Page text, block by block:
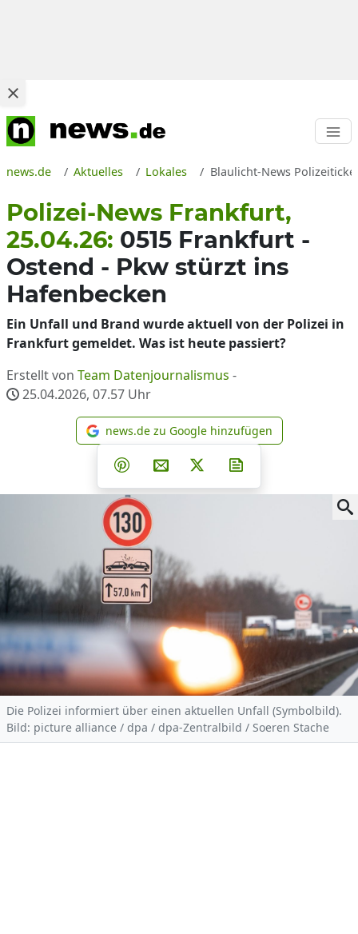
news.de Aktuelles Lokales Blaulicht-News
Polizei-News Frankfurt,
25.04.26: 0515 Frankfurt -
Ostend - Pkw stürzt ins
Hafenbecken
Ein Unfall und Brand wurde aktuell von der Polizei in
Frankfurt gemeldet. Was ist heute passiert?
Erstellt von Team Datenjournalismus -
25.04.2026, 07.57 Uhr
news.de zu Google
news.de zu Google hinzufügen
Teilen auf Facebook
Teilen auf Whatsapp
Teilen auf Telegram
Teilen auf Pinterest
Per E-Mail teilen
Post auf X
Die Polizei informiert über einen aktuellen Unfall (Symbolbild).
Bild: picture alliance / dpa / dpa-Zentralbild / Soeren Stache